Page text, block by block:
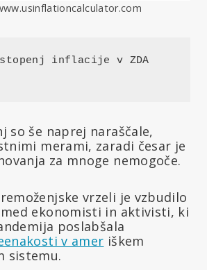
inflacije v ZDA
so še naprej naraščale,
merami, zaradi česar je
za mnoge nemogoče.
vrzeli je vzbudilo
ekonomisti in aktivisti, ki
poslabšala
v amer iškem
sistemu.